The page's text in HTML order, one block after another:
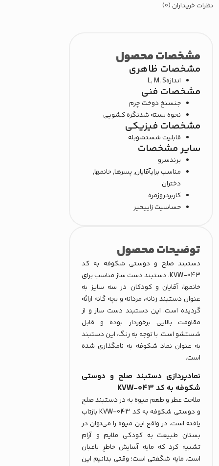
خریداران (0)
مشخصات محصول
مشخصات ظاهری
اندازه L, M, S
مشخصات فنی
جنس نخ دوخت چرم
نحوه بسته شدنگره کشویی
مشخصات فیزیکی
قابلیت شستشوبله
سایر مشخصات
برند سرو
مناسب برایآقایان, پسرها, خانمها,
دختران
کاربرد روزمره
حساسیت زاییخیر
توضیحات محصول
دستبند صلح و دوستی شکوفه به کد
KVW-043، دستبند دست ساز مناسب برای
خانمها، آقایان و کودکان در سه سایز به
عنوان دستبند زنانه، مردانه و بچه گانه ارائه
گردیده است. این دستبند دست ساز و از
مقاومت بالایی برخوردار بوده و قابل
شستشو است. با توجه به رنگ، این دستبند
به عنوان نماد شکوفه به نامگذاری شده
نمادپردازی دستبند صلح و دوستی
شکوفه به کد KVW-043
ملاحت عطر و طعم میوه به در دستبند صلح
و دوستی شکوفه به کد KVW-043 بازتاب
یافته است. در واقع این میوه را می‌توان در
بستان طبیعت به کودکی ملایم و آرام
تشبیه کرد که مایه آسایش خاطرِ باغبان
است. مایه شگفتی است؛ وقتی بدانیم این